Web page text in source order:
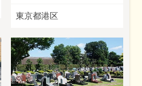
東京都港区